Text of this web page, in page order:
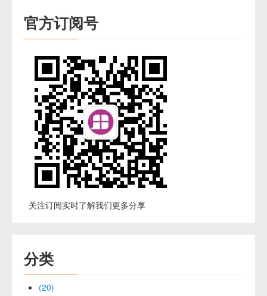
官方订阅号
关注订阅实时了解我们更多分享
分类
(20)